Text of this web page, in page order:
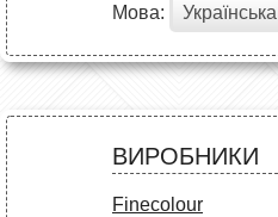
Мова: Українська
ВИРОБНИКИ
Finecolour